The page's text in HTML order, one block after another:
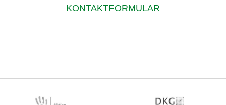
KONTAKTFORMULAR